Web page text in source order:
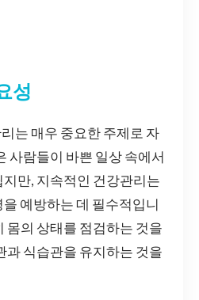
성
는 매우 중요한 주제로 자
사람들이 바쁜 일상 속에서
만, 지속적인 건강관리는
예방하는 데 필수적입니
몸의 상태를 점검하는 것을
과 식습관을 유지하는 것을